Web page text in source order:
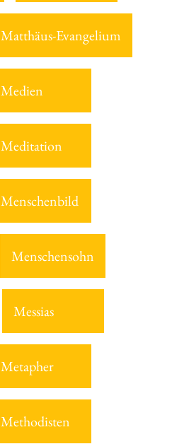
Matthäus-Evangelium
Medien
Meditation
Menschenbild
Menschensohn
Messias
Metapher
Methodisten